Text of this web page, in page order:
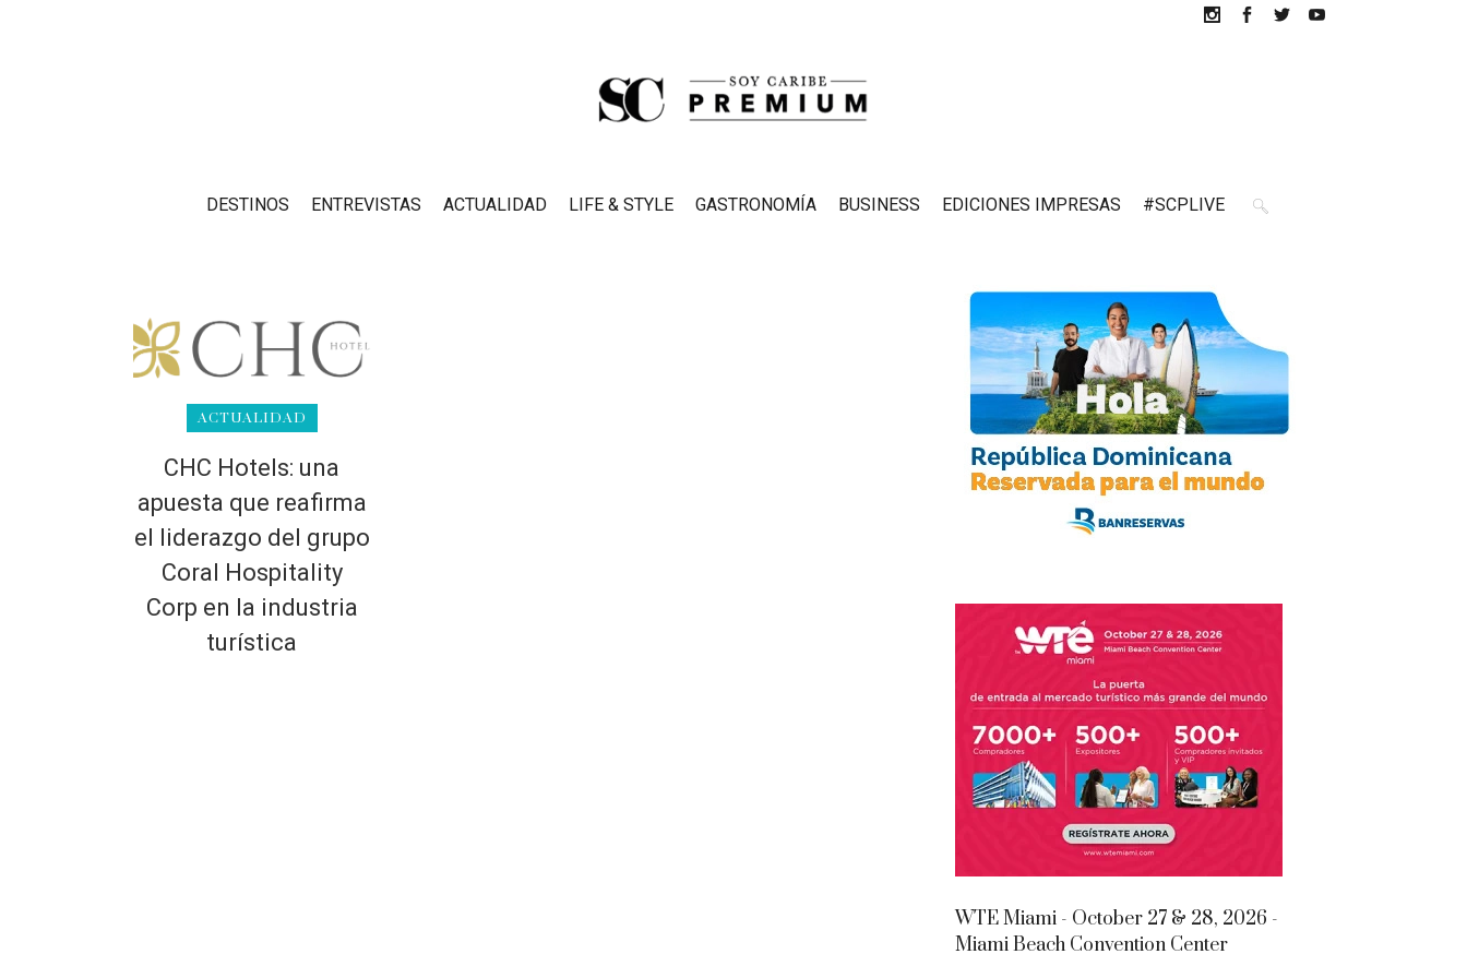
DESTINOS ENTREVISTAS ACTUALIDAD LIFE & STYLE GASTRONOMÍA BUSINESS EDICIONES IMPRESAS #SCPLIVE
ACTUALIDAD
CHC Hotels: una
apuesta que reafirma
el liderazgo del grupo
Coral Hospitality
Corp en la industria
turística
WTE Miami - October 27 & 28, 2026 -
Miami Beach Convention Center